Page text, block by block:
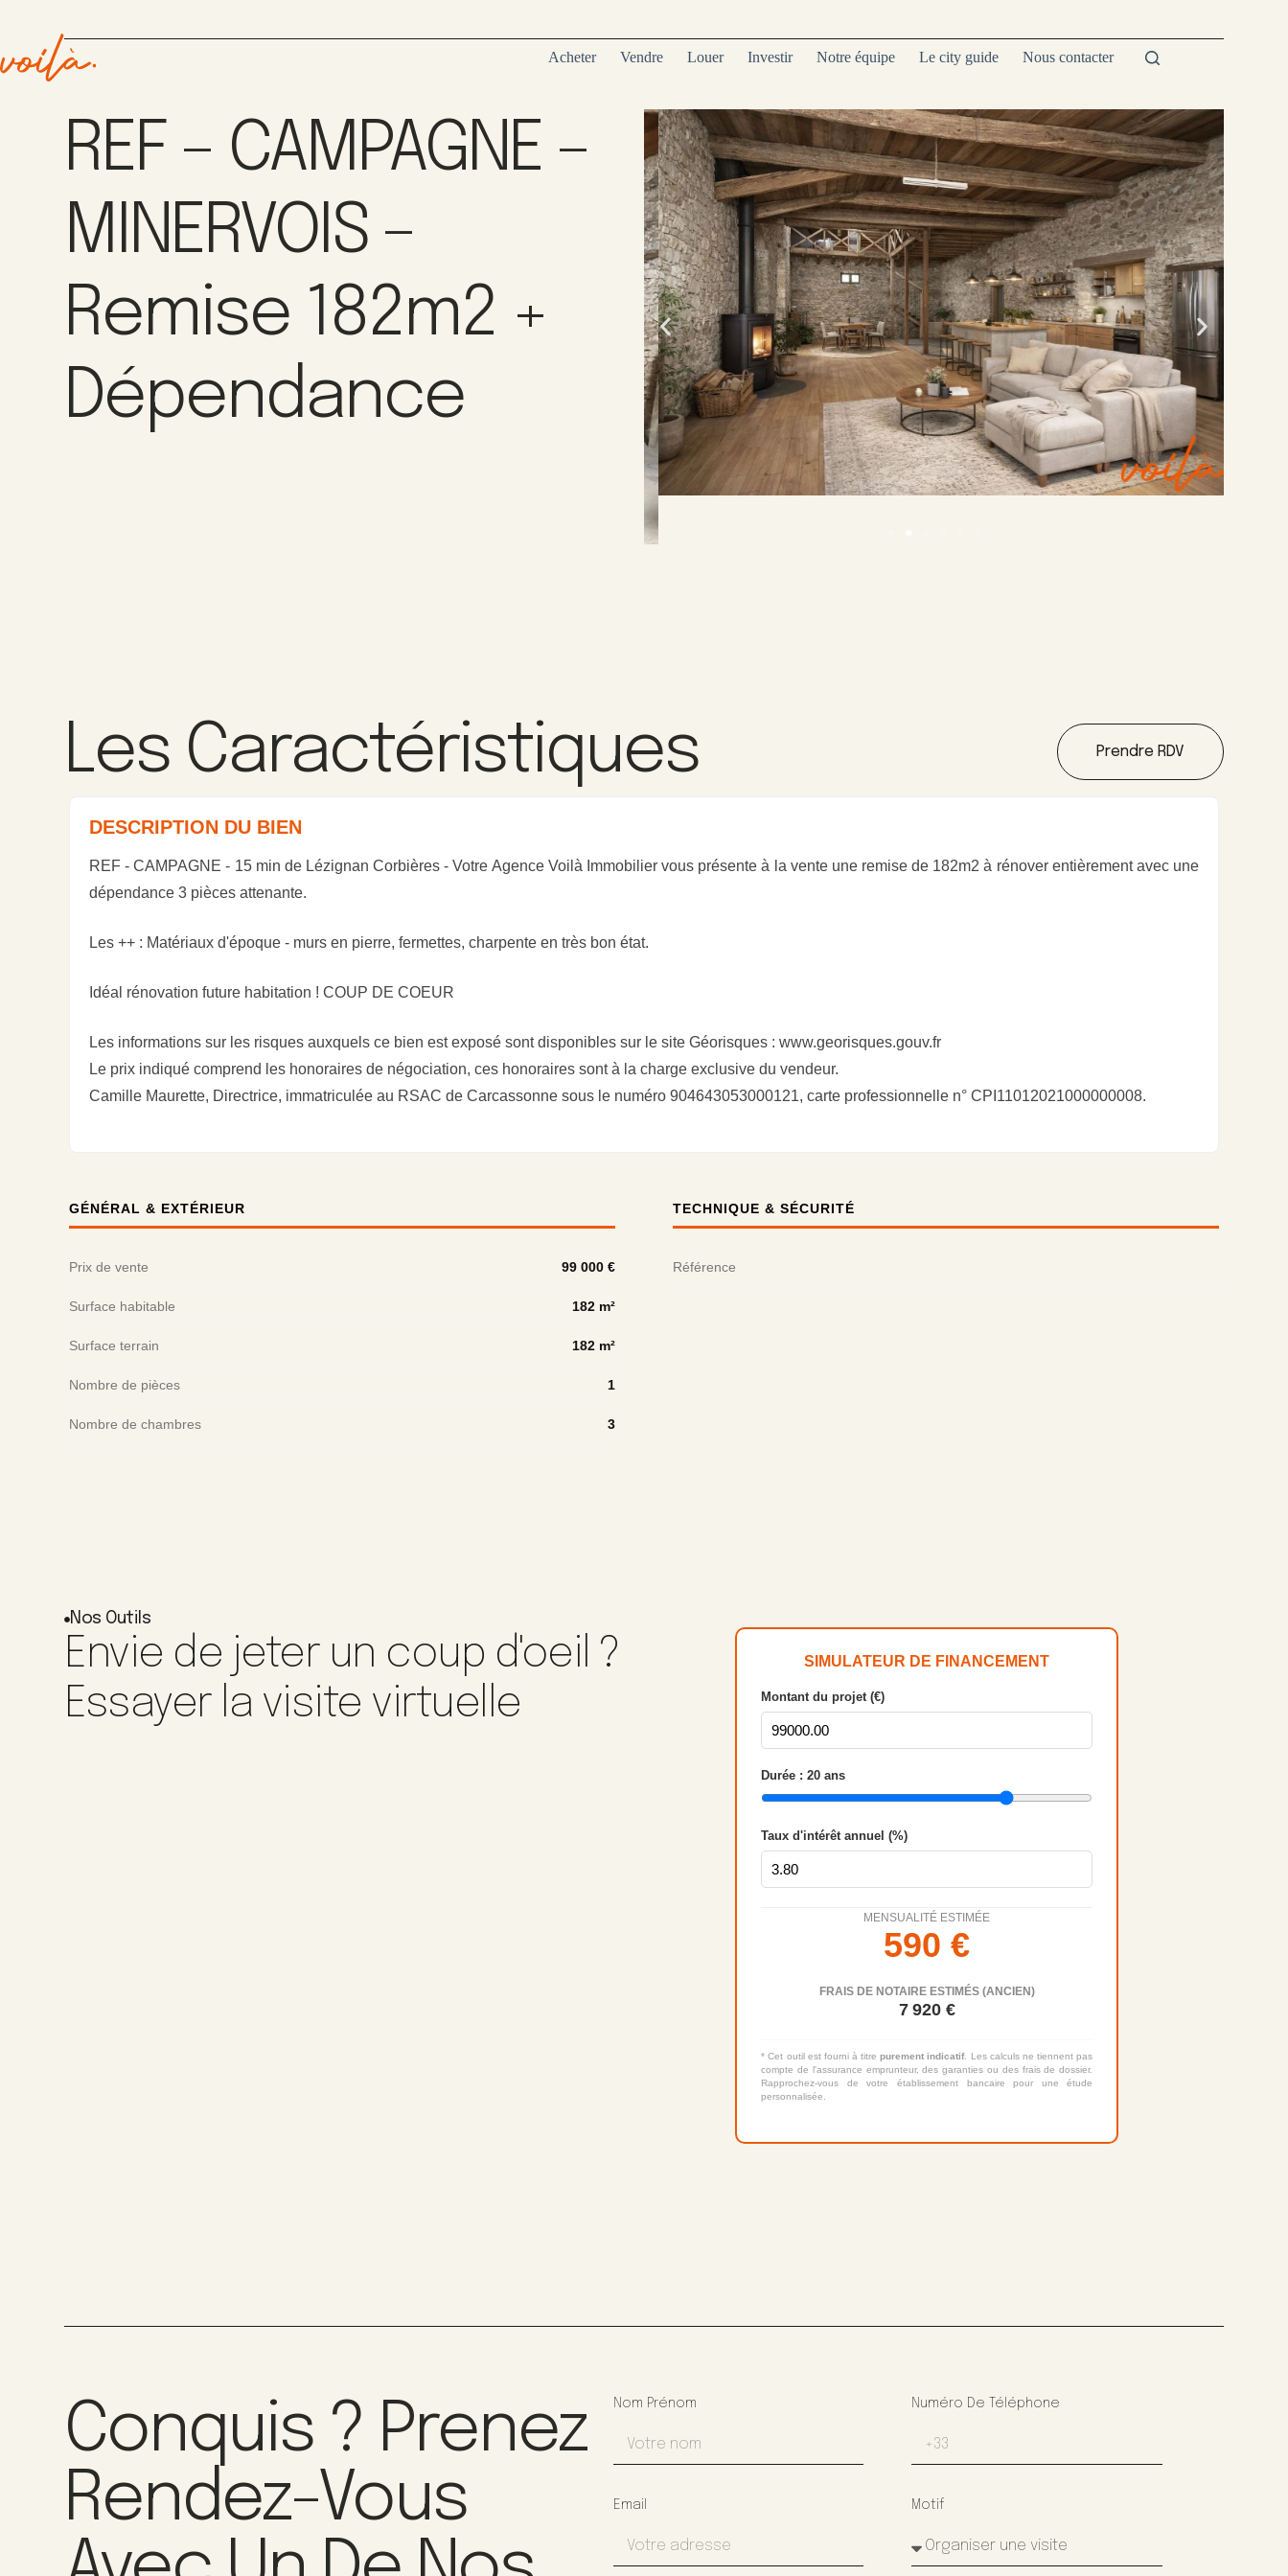
Acheter Vendre Louer Investir Notre équipe Le city guide Nous contacter
REF – CAMPAGNE –
MINERVOIS –
Remise 182m2 +
Dépendance
Les Caractéristiques Prendre RDV
DESCRIPTION DU BIEN
REF - CAMPAGNE - 15 min de Lézignan Corbières - Votre Agence Voilà Immobilier vous présente à la vente une remise de 182m2 à rénover entièrement avec une
dépendance 3 pièces attenante.
Les ++ : Matériaux d'époque - murs en pierre, fermettes, charpente en très bon état.
Idéal rénovation future habitation ! COUP DE COEUR
Les informations sur les risques auxquels ce bien est exposé sont disponibles sur le site Géorisques : www.georisques.gouv.fr
Le prix indiqué comprend les honoraires de négociation, ces honoraires sont à la charge exclusive du vendeur.
Camille Maurette, Directrice, immatriculée au RSAC de Carcassonne sous le numéro 904643053000121, carte professionnelle n° CPI11012021000000008.
GÉNÉRAL & EXTÉRIEUR
Prix de vente 99 000 €
Surface habitable 182 m²
Surface terrain 182 m²
Nombre de pièces 1
Nombre de chambres 3
TECHNIQUE & SÉCURITÉ
Référence
Nos Outils
Envie de jeter un coup d'oeil ?
Essayer la visite virtuelle
SIMULATEUR DE FINANCEMENT
Montant du projet (€)
Durée :20 ans
Taux d'intérêt annuel (%)
MENSUALITÉ ESTIMÉE
590 €
FRAIS DE NOTAIRE ESTIMÉS (ANCIEN)
7 920€
* Cet outil est fourni à titrepurement indicatif. Les calculs ne tiennent pas
compte de l'assurance emprunteur, des garanties ou des frais de dossier.
Rapprochez-vous de votre établissement bancaire pour une étude
personnalisée.
Conquis ? Prenez
Rendez-Vous
Nom Prénom Numéro De Téléphone
Email Motif